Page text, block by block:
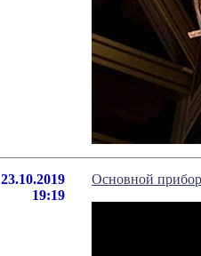
23.10.2019
19:19
Основной